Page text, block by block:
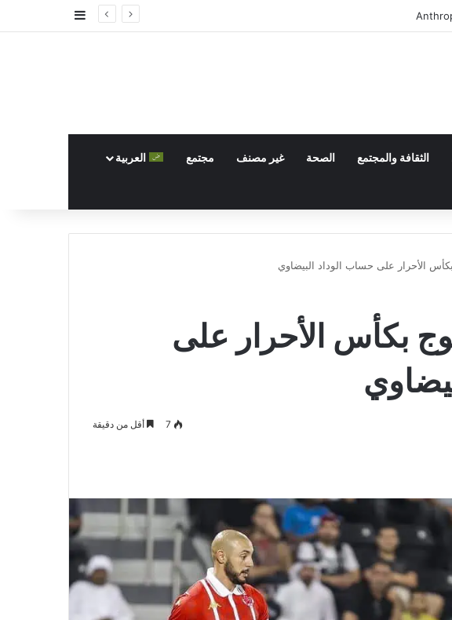
إضافة عمود
الثقافة والمجتمع الصحة غير مصنف مجتمع العربية
الأحرار على حساب الوداد البيضاوي
بكأس الأحرار على
7 أقل من دقيقة